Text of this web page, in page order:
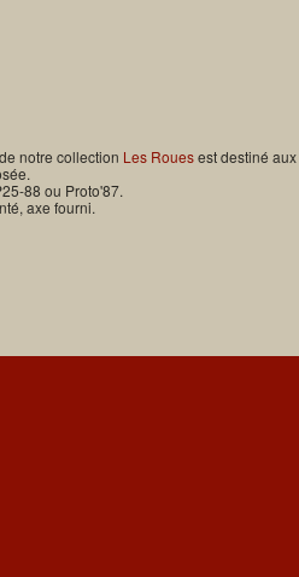
notre collection Les Rouesest destiné aux
88 ou Proto'87.
axe fourni.